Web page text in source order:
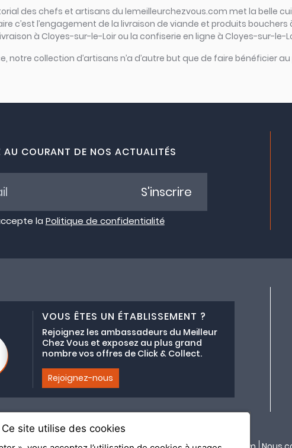
des chefs et artisans du lemeilleurchezvous.com met la belle
c’est l’engagement de la livraison de viande et produits
à Cloyes-sur-le-Loir ou la confiserie en ligne à Cloyes-sur-le-
notre collection d’artisans n’a d’autre but que de faire bénéficier
AU COURANT DE NOS ACTUALITÉS
la Politique de confidentialité
S'inscrire
VOUS ÊTES UN ÉTABLISSEMENT ?
Rejoignez les ambassadeurs du Meilleur
Chez Vous et exposez au plus grand
nombre vos offres de Click & Collect.
Rejoignez-nous
Ce site utilise des cookies